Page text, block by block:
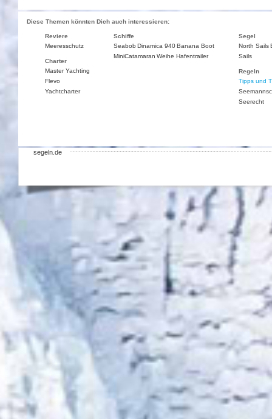
Diese Themen könnten Dich auch interessieren:
Reviere
Meeresschutz
Charter
Master Yachting
Flevo
Yachtcharter
Schiffe
Seabob Dinamica 940Banana Boot
MiniCatamaran Weihe Hafentrailer
Segel
North Sails
Sails
Regeln
Tipps und
Seerecht
segeln.de